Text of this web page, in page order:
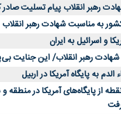
رهبر انقلاب پیام تسلیت صادر
به مناسبت شهادت رهبر انقلاب
و اسرائیل به ایران
رهبر انقلاب/ این جنایت
به پایگاه آمریکا در اربیل
مهم سپاه/ 27 نقطه از پایگاه‌های آمریکا